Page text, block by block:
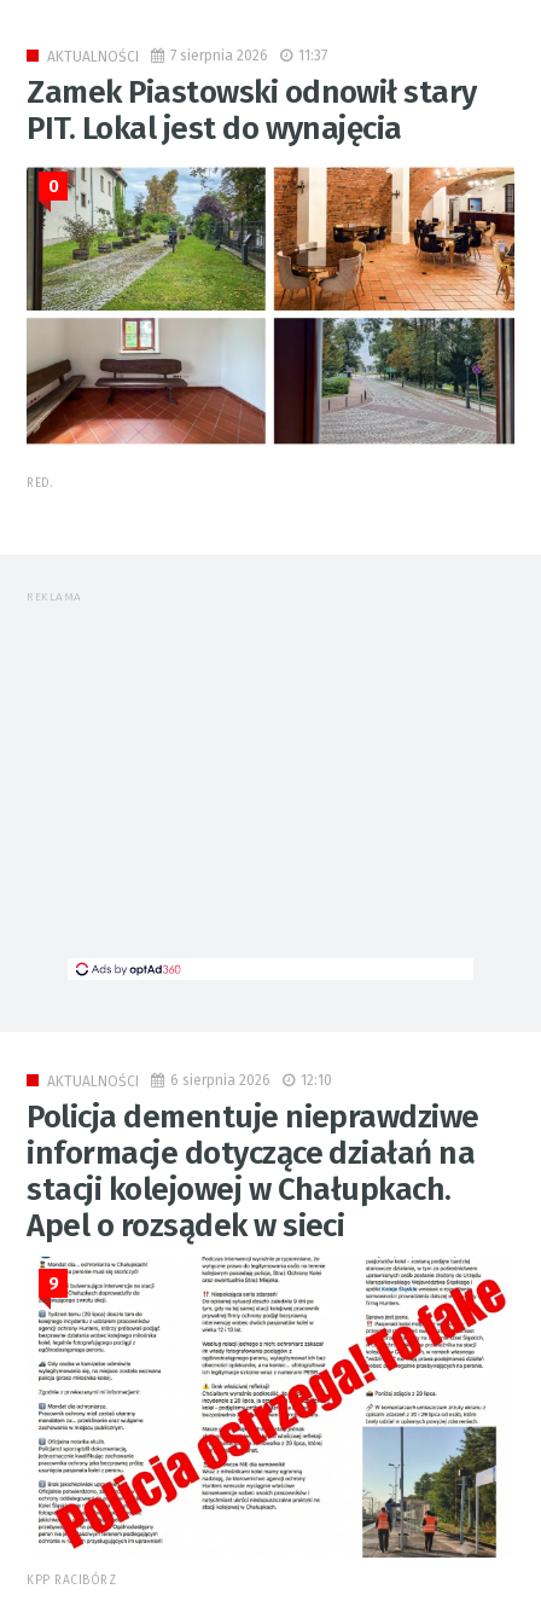
AKTUALNOŚCI 7 sierpnia 2026 11:37
Zamek Piastowski odnowił stary
PIT. Lokal jest do wynajęcia
0
RED.
REKLAMA
AKTUALNOŚCI 6 sierpnia 2026 12:10
Policja dementuje nieprawdziwe
informacje dotyczące działań na
stacji kolejowej w Chałupkach.
Apel o rozsądek w sieci
9
KPP RACIBÓRZ